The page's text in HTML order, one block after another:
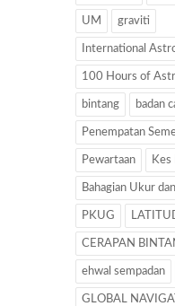
UM graviti
International
100 Hours of
bintang badan
Penempatan
Pewartaan Kes
Bahagian Ukur
PKUG
CERAPAN
ehwal sempadan
GLOBAL